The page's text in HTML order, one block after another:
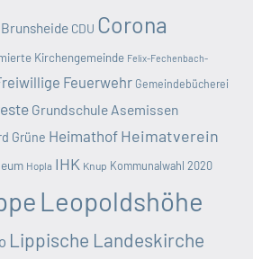
Brunsheide CDU Corona
Kirchengemeinde Felix-Fechenbach-
Feuerwehr Gemeindebücherei
Grundschule Asemissen
Grüne Heimathof Heimatverein
Hopla IHK Knup Kommunalwahl 2020
Leopoldshöhe
Lippische Landeskirche